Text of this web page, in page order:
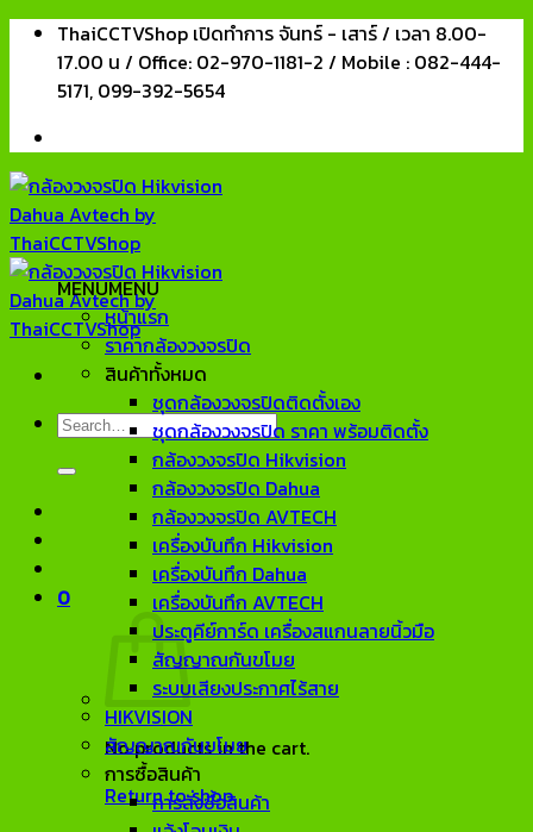
Skip
content
ThaiCCTVShop เปิดทำการ จันทร์ - เสาร์ / เวลา 8.00-
17.00 น / Office: 02-970-1181-2 / Mobile : 082-444-
5171, 099-392-5654
Search
0
No products in the cart.
Return to shop
MENUMENU
หน้าแรก
ราคากล้องวงจรปิด
สินค้าทั้งหมด
ชุดกล้องวงจรปิดติดตั้งเอง
ชุดกล้องวงจรปิด ราคา พร้อมติดตั้ง
กล้องวงจรปิด Hikvision
กล้องวงจรปิด Dahua
กล้องวงจรปิด AVTECH
เครื่องบันทึก Hikvision
เครื่องบันทึก Dahua
เครื่องบันทึก AVTECH
ประตูคีย์การ์ด เครื่องสแกนลายนิ้วมือ
สัญญาณกันขโมย
ระบบเสียงประกาศไร้สาย
HIKVISION
สัญญาณกันขโมย
การซื้อสินค้า
การสั่งซื้อสินค้า